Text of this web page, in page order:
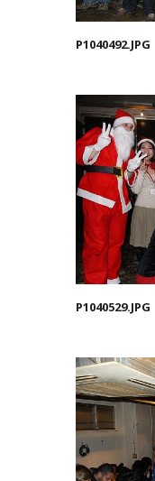
P1040492.JPG
P1040529.JPG